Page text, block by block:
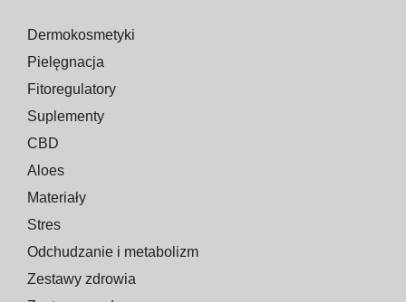
Dermokosmetyki
Pielęgnacja
Fitoregulatory
Suplementy
CBD
Aloes
Materiały
Stres
Odchudzanie i metabolizm
Zestawy zdrowia